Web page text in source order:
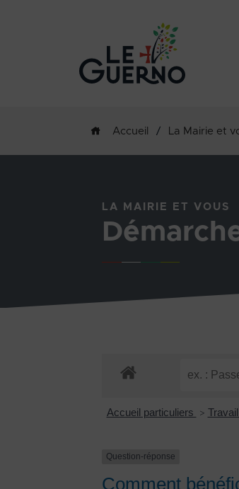
Accueil / La Mairie et
LA MAIRIE ET VOUS
Accueil particuliers >
Question-réponse
Comment